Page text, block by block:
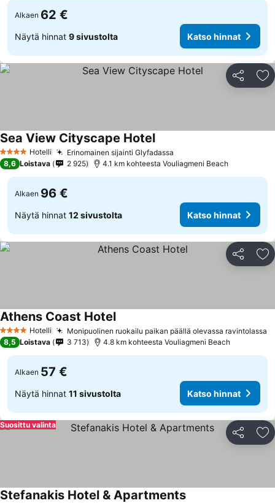
Alkaen 62 €
Näytä hinnat 9 sivustolta Katso hinnat
Jaa
4 Tähtiluokitus
Hotelli Erinomainen sijainti Glyfadassa
Sea View Cityscape Hotel
8,6 Loistava 2 925 4.1 km kohteesta Vouliagmeni Beach
Alkaen 96 €
Näytä hinnat 12 sivustolta Katso hinnat
Jaa
4 Tähtiluokitus
Hotelli Monipuolinen ruokailu paikan päällä olevassa ravintolassa
Athens Coast Hotel
8,5 Loistava 3 713 4.8 km kohteesta Vouliagmeni Beach
Alkaen 57 €
Näytä hinnat 11 sivustolta Katso hinnat
Jaa
Suosittu valinta
Stefanakis Hotel & Apartments